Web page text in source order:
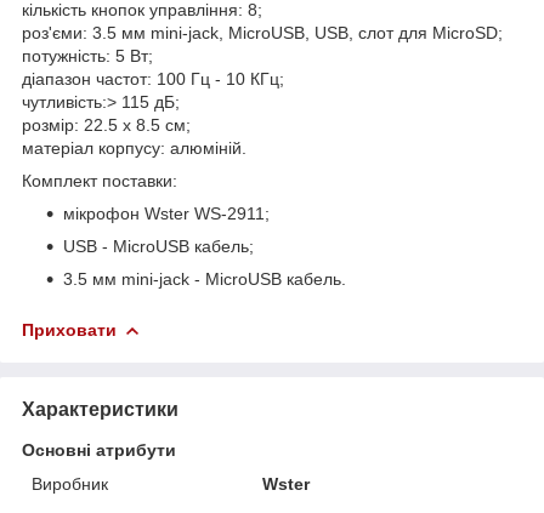
кількість кнопок управління: 8;
роз'єми: 3.5 мм mini-jack, MicroUSB, USB, слот для MicroSD;
потужність: 5 Вт;
діапазон частот: 100 Гц - 10 КГц;
чутливість:> 115 дБ;
розмір: 22.5 х 8.5 см;
матеріал корпусу: алюміній.
Комплект поставки:
мікрофон Wster WS-2911;
USB - MicroUSB кабель;
3.5 мм mini-jack - MicroUSB кабель.
Приховати
Характеристики
Основні атрибути
Виробник
Wster